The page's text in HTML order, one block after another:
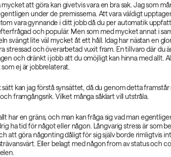
mycket att göra kan givetvis vara en bra sak. Jag som
under de premisserna. Att vara väldigt
vara gynnande i ditt jobb då du per automatik
och populär. Men som med mycket annat i
svängt lite väl mycket åt ett håll. Idag har nästan en
stressad och överarbetad vuxit fram. En tillvaro där du
och dränkt i jobb att du omöjligt kan hinna med allt.
ej är jobbrelaterat.
sätt kan jag förstå synsättet, då du genom detta framstår
framgångsrik. Vilket många såklart vill utstråla.
har en gräns, och man kan fråga sig vad man
ha tid för något eller någon. Långvarig stress är som
att göra någonting dåligt för sig själv borde rimligtvis
Eller belagt med någon from av status och